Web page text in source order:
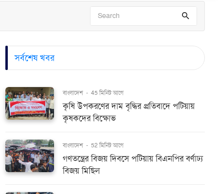
সর্বশেষ খবর
বাংলাদেশ - 45 মিনিট আগে
কৃষি উপকরণের দাম বৃদ্ধির প্রতিবাদে পটিয়ায়
কৃষকদের বিক্ষোভ
বাংলাদেশ - 52 মিনিট আগে
গণতন্ত্রের বিজয় দিবসে পটিয়ায় বিএনপির বর্ণাঢ্য
বিজয় মিছিল